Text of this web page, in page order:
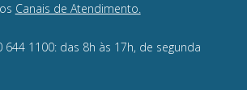
Canais de Atendimento.
644 1100: das 8h às 17h, de segunda